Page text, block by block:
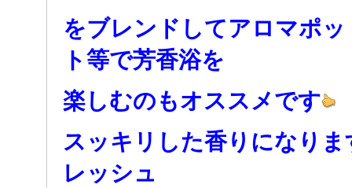
をブレンドしてアロマポッ
ト等で芳香浴を
楽しむのもオススメです
スッキリした香りになり
レッシュ